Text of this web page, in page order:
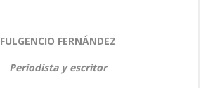
FULGENCIO FERNÁNDEZ
Periodista y escritor